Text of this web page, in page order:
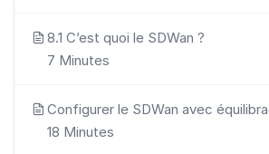
8.1 C’est quoi le SDWan ?
7 Minutes
Configurer le SDWan avec
18 Minutes